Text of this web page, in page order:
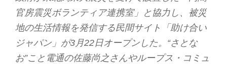
官房震災ボランティア連携室」と協力し、被災
地の生活情報を発信する民間サイト「助け合い
ジャパン」が3月22日オープンした。“さとな
お”こと電通の佐藤尚之さんやループス・コミュ